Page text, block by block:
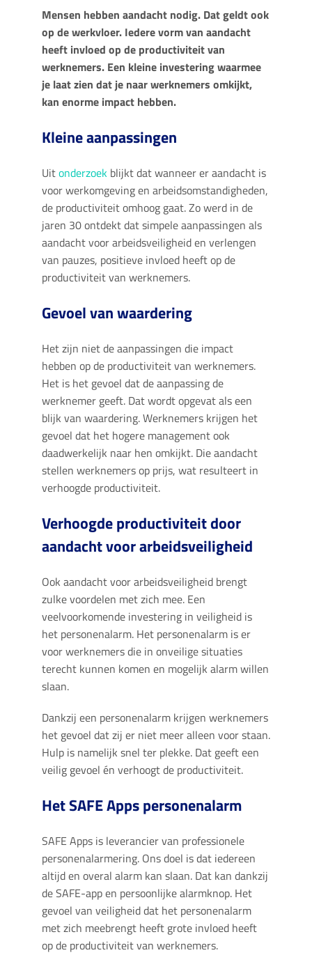
Mensen hebben aandacht nodig. Dat geldt ook
op de werkvloer. Iedere vorm van aandacht
heeft invloed op de productiviteit van
werknemers. Een kleine investering waarmee
je laat zien dat je naar werknemers omkijkt,
kan enorme impact hebben.
Kleine aanpassingen
Uitonderzoekblijkt dat wanneer er aandacht is
voor werkomgeving en arbeidsomstandigheden,
de productiviteit omhoog gaat. Zo werd in de
jaren 30 ontdekt dat simpele aanpassingen als
aandacht voor arbeidsveiligheid en verlengen
van pauzes, positieve invloed heeft op de
productiviteit van werknemers.
Gevoel van waardering
Het zijn niet de aanpassingen die impact
hebben op de productiviteit van werknemers.
Het is het gevoel dat de aanpassing de
werknemer geeft. Dat wordt opgevat als een
blijk van waardering. Werknemers krijgen het
gevoel dat het hogere management ook
daadwerkelijk naar hen omkijkt. Die aandacht
stellen werknemers op prijs, wat resulteert in
verhoogde productiviteit.
Verhoogde productiviteit door
aandacht voor arbeidsveiligheid
Ook aandacht voor arbeidsveiligheid brengt
zulke voordelen met zich mee. Een
veelvoorkomende investering in veiligheid is
het personenalarm. Het personenalarm is er
voor werknemers die in onveilige situaties
terecht kunnen komen en mogelijk alarm willen
slaan.
Dankzij een personenalarm krijgen werknemers
het gevoel dat zij er niet meer alleen voor staan.
Hulp is namelijk snel ter plekke. Dat geeft een
veilig gevoel én verhoogt de productiviteit.
Het SAFE Apps personenalarm
SAFE Apps is leverancier van professionele
personenalarmering. Ons doel is dat iedereen
altijd en overal alarm kan slaan. Dat kan dankzij
de SAFE-app en persoonlijke alarmknop. Het
gevoel van veiligheid dat het personenalarm
met zich meebrengt heeft grote invloed heeft
op de productiviteit van werknemers.